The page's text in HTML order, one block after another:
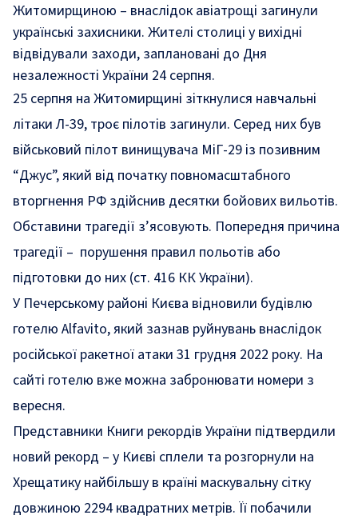
Житомирщиною – внаслідок авіатрощі загинули
українські захисники. Жителі столиці у вихідні
відвідували заходи, заплановані до Дня
незалежності України 24 серпня.
25 серпня на Житомирщині зіткнулися навчальні
літаки Л-39, троє пілотів загинули. Серед них був
військовий пілот винищувача МіГ-29 із позивним
“Джус”, який від початку повномасштабного
вторгнення РФ здійснив десятки бойових вильотів.
Обставини трагедії з’ясовують. Попередня причина
трагедії – порушення правил польотів або
підготовки до них (ст. 416 КК України).
У Печерському районі Києва відновили будівлю
готелю Alfavito, який зазнав руйнувань внаслідок
російської ракетної атаки 31 грудня 2022 року. На
сайті готелю вже можна забронювати номери з
вересня.
Представники Книги рекордів України підтвердили
новий рекорд – у Києві сплели та розгорнули на
Хрещатику найбільшу в країні маскувальну сітку
довжиною 2294 квадратних метрів. Її побачили